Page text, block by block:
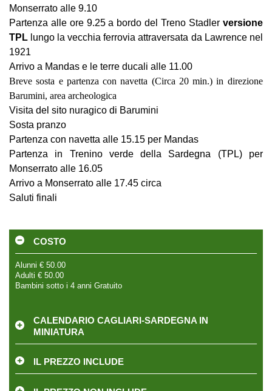
Monserrato alle 9.10
Partenza alle ore 9.25 a bordo del Treno Stadler versione
TPL lungo la vecchia ferrovia attraversata da Lawrence nel
1921
Arrivo a Mandas e le terre ducali alle 11.00
Breve sosta e partenza con navetta (Circa 20 min.) in direzione
Barumini, area archeologica
Visita del sito nuragico di Barumini
Sosta pranzo
Partenza con navetta alle 15.15 per Mandas
Partenza in Trenino verde della Sardegna (TPL) per
Monserrato alle 16.05
Arrivo a Monserrato alle 17.45 circa
Saluti finali
COSTO
Alunni € 50.00
Adulti € 50.00
Bambini sotto i 4 anni Gratuito
CALENDARIO CAGLIARI-SARDEGNA IN
MINIATURA
IL PREZZO INCLUDE